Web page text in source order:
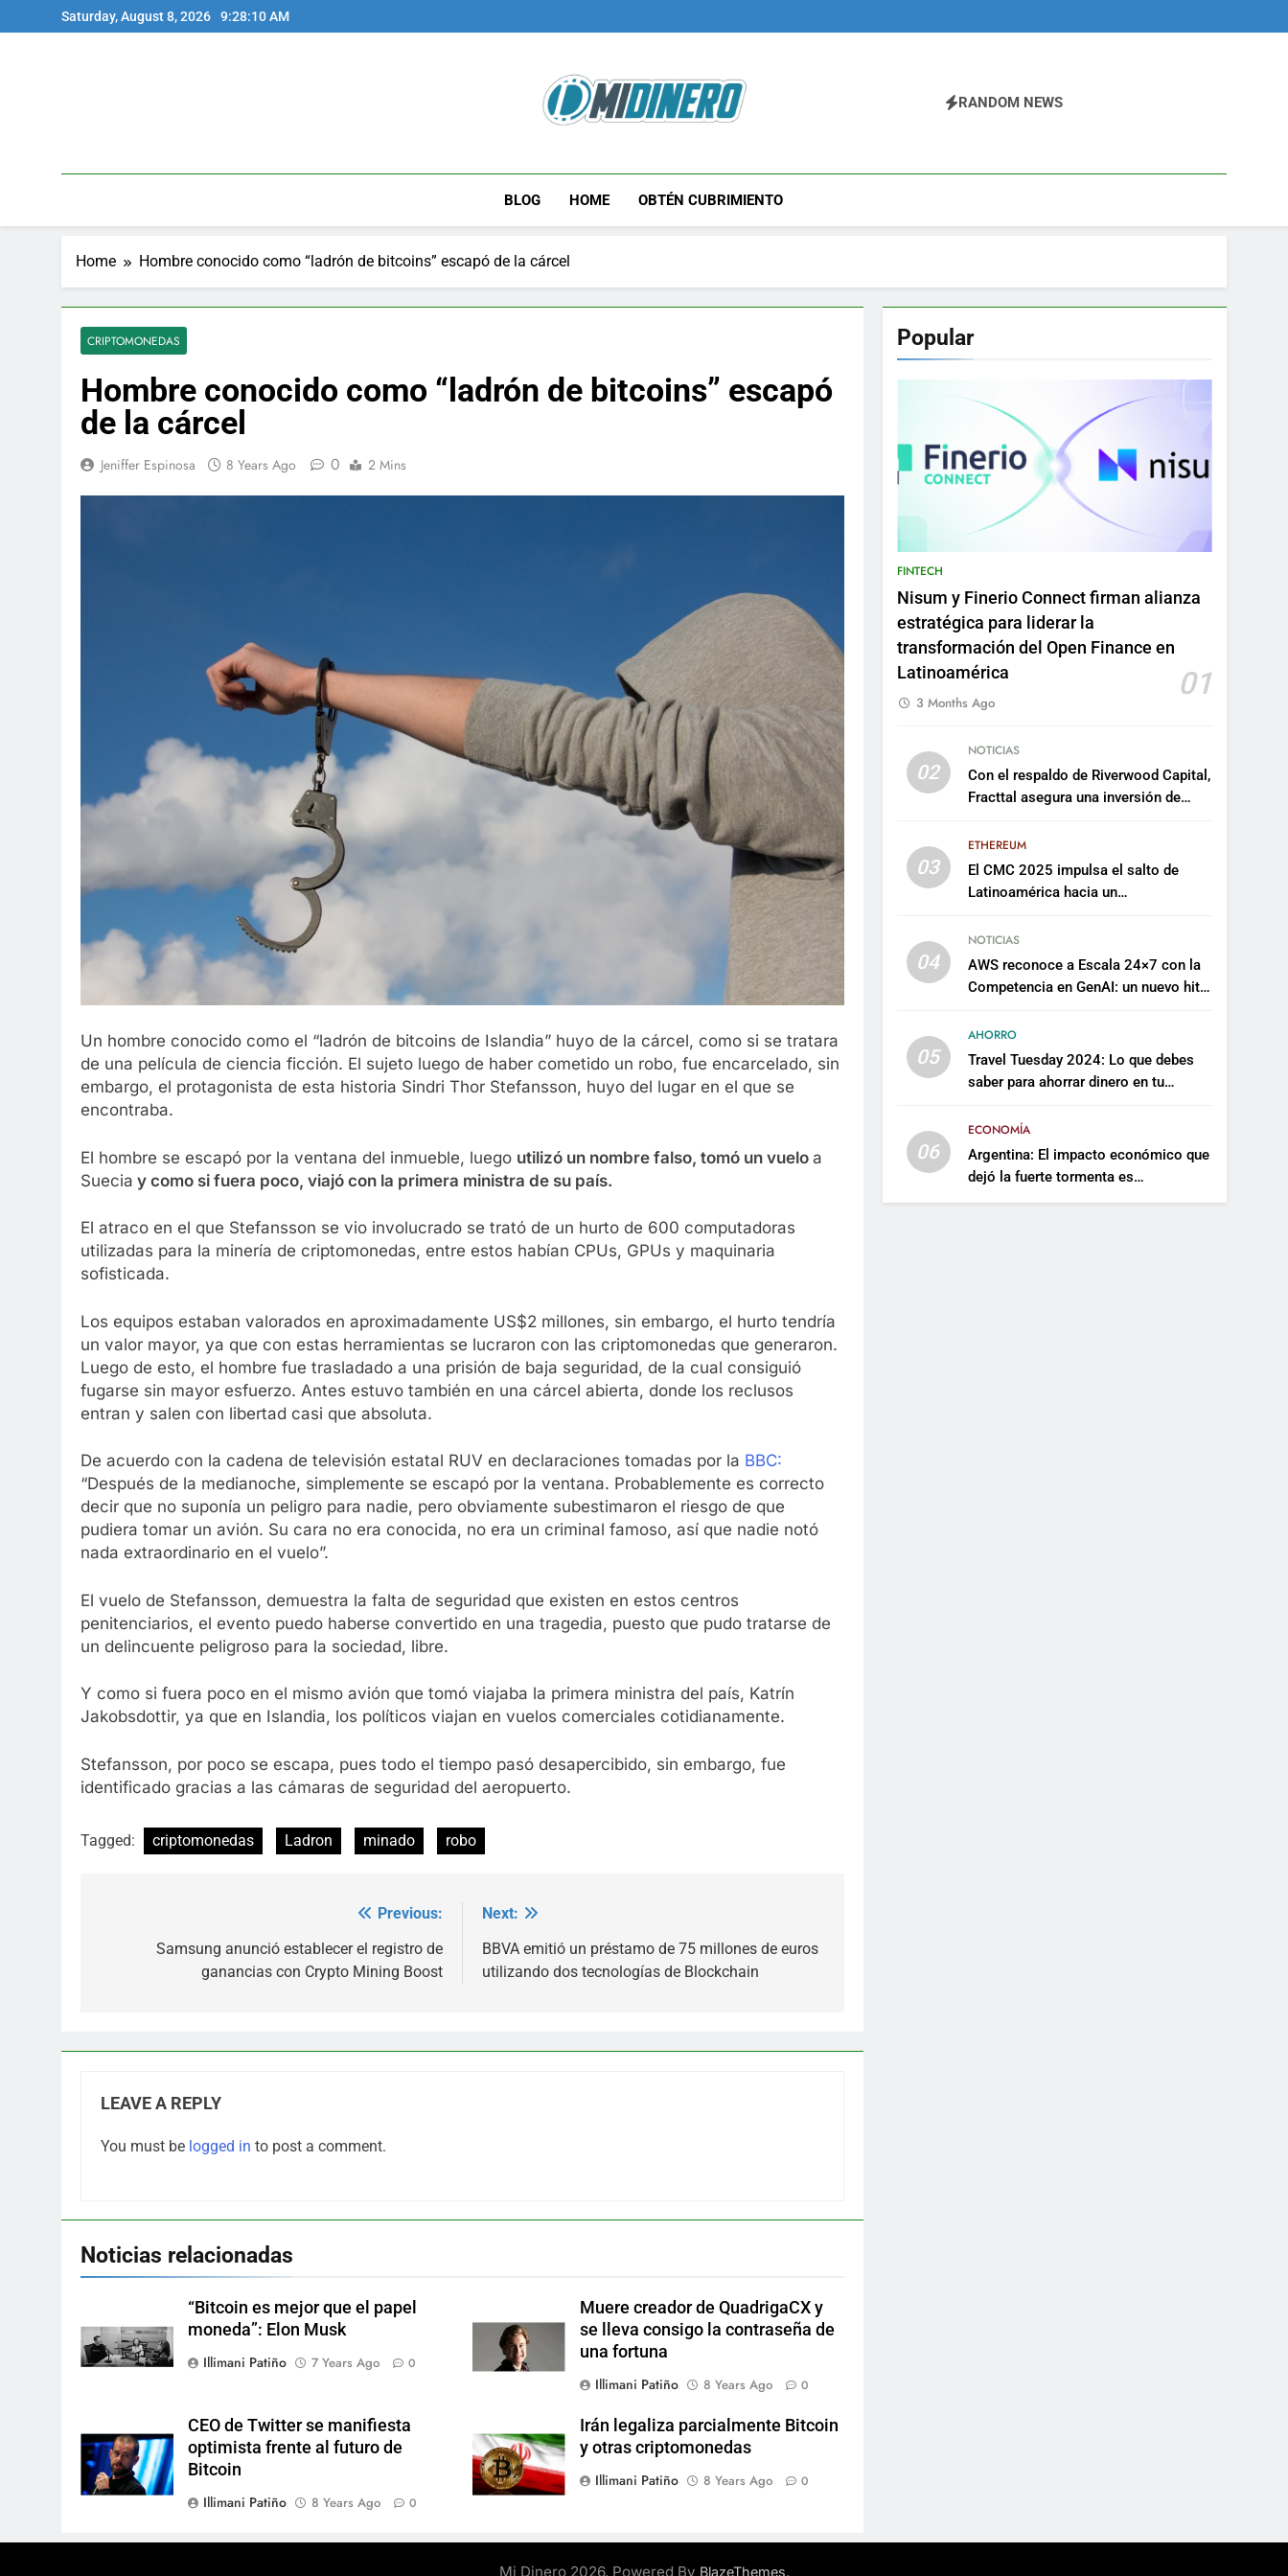
to
Saturday, August 8, 2026 9:28:11 AM
Midinero.co
RANDOM NEWS
BLOG HOME OBTÉN CUBRIMIENTO
Home Hombre conocido como “ladrón de bitcoins” escapó de la cárcel
CRIPTOMONEDAS
Hombre conocido como “ladrón de bitcoins” escapó
de la cárcel
Jeniffer Espinosa 8 Years Ago 0 2 Mins
Un hombre conocido como el “ladrón de bitcoins de Islandia” huyo de la cárcel, como si se tratara
de una película de ciencia ficción. El sujeto luego de haber cometido un robo, fue encarcelado, sin
embargo, el protagonista de esta historia Sindri Thor Stefansson, huyo del lugar en el que se
encontraba.
El hombre se escapó por la ventana del inmueble, luego utilizó un nombre falso, tomó un vuelo a
Suecia y como si fuera poco, viajó con la primera ministra de su país.
El atraco en el que Stefansson se vio involucrado se trató de un hurto de 600 computadoras
utilizadas para la minería de criptomonedas, entre estos habían CPUs, GPUs y maquinaria
sofisticada.
Los equipos estaban valorados en aproximadamente US$2 millones, sin embargo, el hurto tendría
un valor mayor, ya que con estas herramientas se lucraron con las criptomonedas que generaron.
Luego de esto, el hombre fue trasladado a una prisión de baja seguridad, de la cual consiguió
fugarse sin mayor esfuerzo. Antes estuvo también en una cárcel abierta, donde los reclusos
entran y salen con libertad casi que absoluta.
De acuerdo con la cadena de televisión estatal RUV en declaraciones tomadas por la BBC:
“Después de la medianoche, simplemente se escapó por la ventana. Probablemente es correcto
decir que no suponía un peligro para nadie, pero obviamente subestimaron el riesgo de que
pudiera tomar un avión. Su cara no era conocida, no era un criminal famoso, así que nadie notó
nada extraordinario en el vuelo”.
El vuelo de Stefansson, demuestra la falta de seguridad que existen en estos centros
penitenciarios, el evento puedo haberse convertido en una tragedia, puesto que pudo tratarse de
un delincuente peligroso para la sociedad, libre.
Y como si fuera poco en el mismo avión que tomó viajaba la primera ministra del país, Katrín
Jakobsdottir, ya que en Islandia, los políticos viajan en vuelos comerciales cotidianamente.
Stefansson, por poco se escapa, pues todo el tiempo pasó desapercibido, sin embargo, fue
identificado gracias a las cámaras de seguridad del aeropuerto.
Tagged: criptomonedas Ladron minado robo
navigation
Previous:
Samsung anunció establecer el registro de
ganancias con Crypto Mining Boost
Next:
BBVA emitió un préstamo de 75 millones de euros
utilizando dos tecnologías de Blockchain
LEAVE A REPLY
You must be logged in to post a comment.
Noticias relacionadas
“Bitcoin es mejor que el papel
moneda”: Elon Musk
Illimani Patiño
7 Years Ago 0
Muere creador de QuadrigaCX y
se lleva consigo la contraseña de
una fortuna
Illimani Patiño
8 Years Ago 0
CEO de Twitter se manifiesta
optimista frente al futuro de
Bitcoin
Illimani Patiño
8 Years Ago 0
Irán legaliza parcialmente Bitcoin
y otras criptomonedas
Illimani Patiño
8 Years Ago 0
Popular
FINTECH
Nisum y Finerio Connect firman alianza
estratégica para liderar la
transformación del Open Finance en
Latinoamérica
01
3 Months Ago
02
NOTICIAS
Con el respaldo de Riverwood Capital,
Fracttal asegura una inversión de
plataforma
03
ETHEREUM
El CMC 2025 impulsa el salto de
Latinoamérica hacia un
sostenible
04
NOTICIAS
AWS reconoce a Escala 24×7 con la
Competencia en GenAI: un nuevo hito
artificial empresarial
05
AHORRO
Travel Tuesday 2024: Lo que debes
saber para ahorrar dinero en tu
06
ECONOMÍA
Argentina: El impacto económico que
dejó la fuerte tormenta es
incalculable
Mi Dinero 2026. Powered By BlazeThemes.